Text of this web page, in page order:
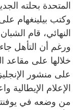
المتحدة بحلته
وكتب بيلينغهام
النهائي، قام
ورغم أن التأهل
خلالها على مقاعد
على منشور
الإعلام
من وضعه في